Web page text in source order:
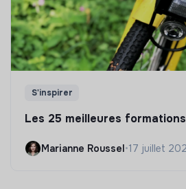
S'inspirer
Les 25 meilleures
Marianne Roussel•17 juillet